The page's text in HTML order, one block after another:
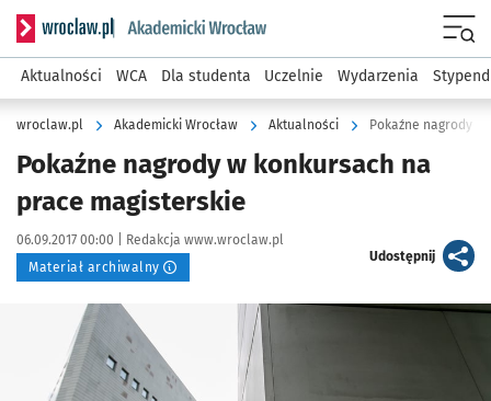
Serwis informacyjny wroclaw.pl podserwis: Akademicki
Aktualności WCA Dla studenta Uczelnie Wydarzenia
wroclaw.pl Akademicki Wrocław Aktualności Pokaźne nagrody
Pokaźne nagrody w konkursach na
prace magisterskie
Data publikacji:
06.09.2017 00:00 | Autor:
Redakcja www.wroclaw.pl
Materiał archiwalny
Udostępnijartykuł
Kliknij, aby powiększyć